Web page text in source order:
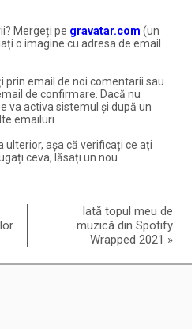
Mergeți pe gravatar.com (un
o imagine cu adresa de email
prin email de noi comentarii sau
de confirmare. Dacă nu
va activa sistemul și după un
emailuri
ulterior, așa că verificați ce ați
ceva, lăsați un nou
Iată topul meu de
muzică din Spotify
Wrapped 2021 »